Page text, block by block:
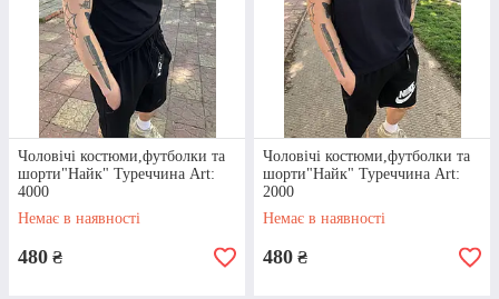
співпрацею.
ГАРАНТІЯ ЯКОСТІ
Чоловічі костюми,футболки та
шорти"Найк" Туреччина Art:
4000
Немає в наявності
480 ₴
Чоловічі костюми,футболки та
шорти"Найк" Туреччина Art:
2000
Немає в наявності
480 ₴